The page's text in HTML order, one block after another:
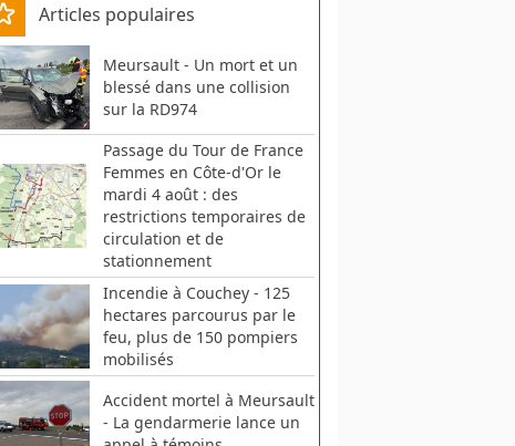
Articles populaires
Meursault - Un mort et un
blessé dans une collision
sur la RD974
Passage du Tour de France
Femmes en Côte-d'Or le
mardi 4 août : des
restrictions temporaires de
circulation et de
stationnement
Incendie à Couchey - 125
hectares parcourus par le
feu, plus de 150 pompiers
mobilisés
Accident mortel à Meursault
- La gendarmerie lance un